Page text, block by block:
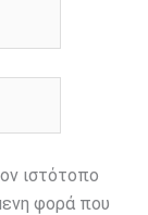
ιστότοπο
φορά που